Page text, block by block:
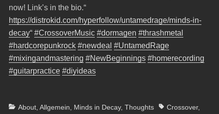
now! Link’s in the bio.“
https://distrokid.com/hyperfollow/untamedrage/minds-in-
decay“ #CrossoverMusic #dormagen #thrashmetal
#hardcorepunkrock #newdeal #UntamedRage
#mixingandmastering #NewBeginnings #homerecording
#guitarpractice #diyideas
Categories
About, Allgemein Minds in Decay, Thoughts TagsCrossover,